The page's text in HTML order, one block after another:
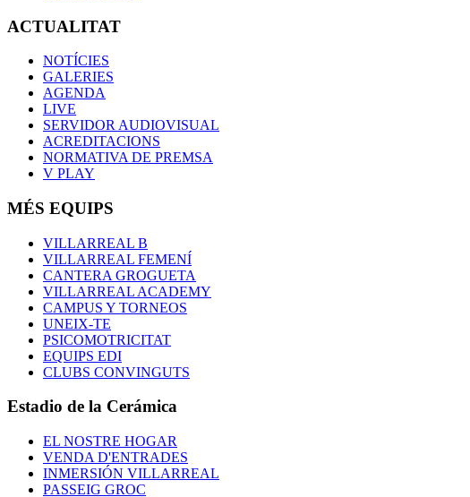
ACTUALITAT
NOTÍCIES
GALERIES
AGENDA
LIVE
SERVIDOR AUDIOVISUAL
ACREDITACIONS
NORMATIVA DE PREMSA
V PLAY
MÉS EQUIPS
VILLARREAL B
VILLARREAL FEMENÍ
CANTERA GROGUETA
VILLARREAL ACADEMY
CAMPUS Y TORNEOS
UNEIX-TE
PSICOMOTRICITAT
EQUIPS EDI
CLUBS CONVINGUTS
Estadio de la Cerámica
EL NOSTRE HOGAR
VENDA D'ENTRADES
INMERSIÓN VILLARREAL
PASSEIG GROC